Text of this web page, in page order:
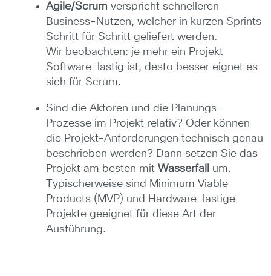
Agile/Scrum verspricht schnelleren
Business-Nutzen, welcher in kurzen Sprints
Schritt für Schritt geliefert werden.
Wir beobachten: je mehr ein Projekt
Software-lastig ist, desto besser eignet es
sich für Scrum.
Sind die Aktoren und die Planungs-
Prozesse im Projekt relativ? Oder können
die Projekt-Anforderungen technisch genau
beschrieben werden? Dann setzen Sie das
Projekt am besten mit Wasserfall
um.
Typischerweise sind Minimum Viable
Products (MVP) und Hardware-lastige
Projekte geeignet für diese Art der
Ausführung.